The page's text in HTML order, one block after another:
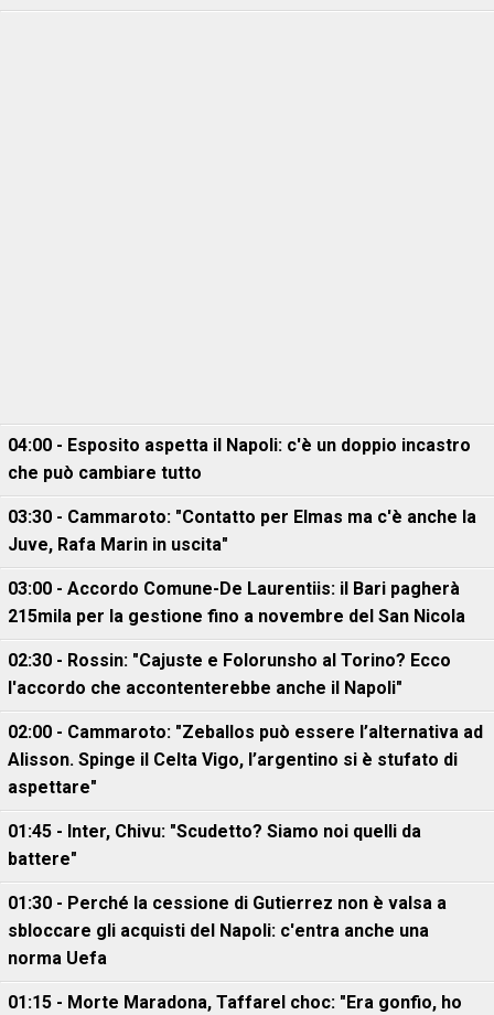
04:00 - Esposito aspetta il Napoli: c'è un doppio incastro
che può cambiare tutto
03:30 - Cammaroto: "Contatto per Elmas ma c'è anche la
Juve, Rafa Marin in uscita"
03:00 - Accordo Comune-De Laurentiis: il Bari pagherà
215mila per la gestione fino a novembre del San Nicola
02:30 - Rossin: "Cajuste e Folorunsho al Torino? Ecco
l'accordo che accontenterebbe anche il Napoli"
02:00 - Cammaroto: "Zeballos può essere l’alternativa ad
Alisson. Spinge il Celta Vigo, l’argentino si è stufato di
aspettare"
01:45 - Inter, Chivu: "Scudetto? Siamo noi quelli da
battere"
01:30 - Perché la cessione di Gutierrez non è valsa a
sbloccare gli acquisti del Napoli: c'entra anche una
norma Uefa
01:15 - Morte Maradona, Taffarel choc: "Era gonfio, ho